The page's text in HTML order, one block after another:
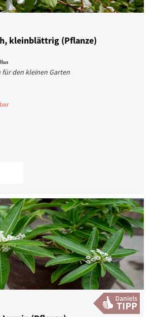
kleinblättrig (Pflanze)
für den kleinen Garten